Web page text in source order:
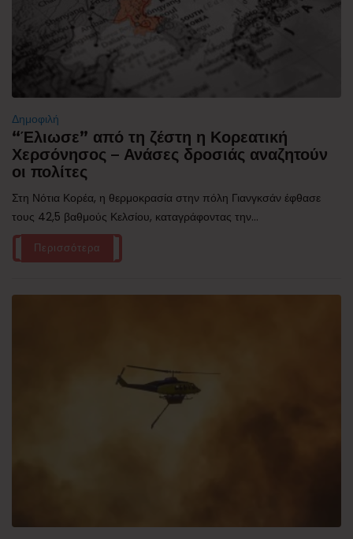
Δημοφιλή
“Έλιωσε” από τη ζέστη η Κορεατική
Χερσόνησος – Ανάσες δροσιάς αναζητούν
οι πολίτες
Στη Νότια Κορέα, η θερμοκρασία στην πόλη Γιανγκσάν έφθασε
τους 42,5 βαθμούς Κελσίου, καταγράφοντας την...
Περισσότερα